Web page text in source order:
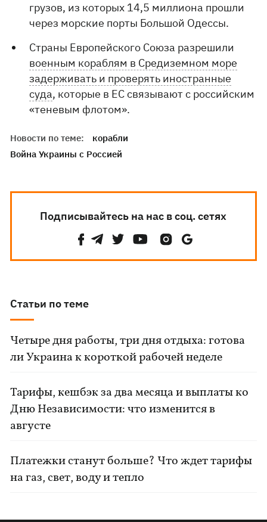
грузов, из которых 14,5 миллиона прошли
через морские порты Большой Одессы.
Страны Европейского Союза разрешили
военным кораблям в Средиземном море
задерживать и проверять иностранные
суда, которые в ЕС связывают с российским
«теневым флотом».
Новости по теме:
корабли
Война Украины с Россией
Подписывайтесь на нас в соц. сетях
Статьи по теме
Четыре дня работы, три дня отдыха: готова
ли Украина к короткой рабочей неделе
Тарифы, кешбэк за два месяца и выплаты ко
Дню Независимости: что изменится в
августе
Платежки станут больше? Что ждет тарифы
на газ, свет, воду и тепло